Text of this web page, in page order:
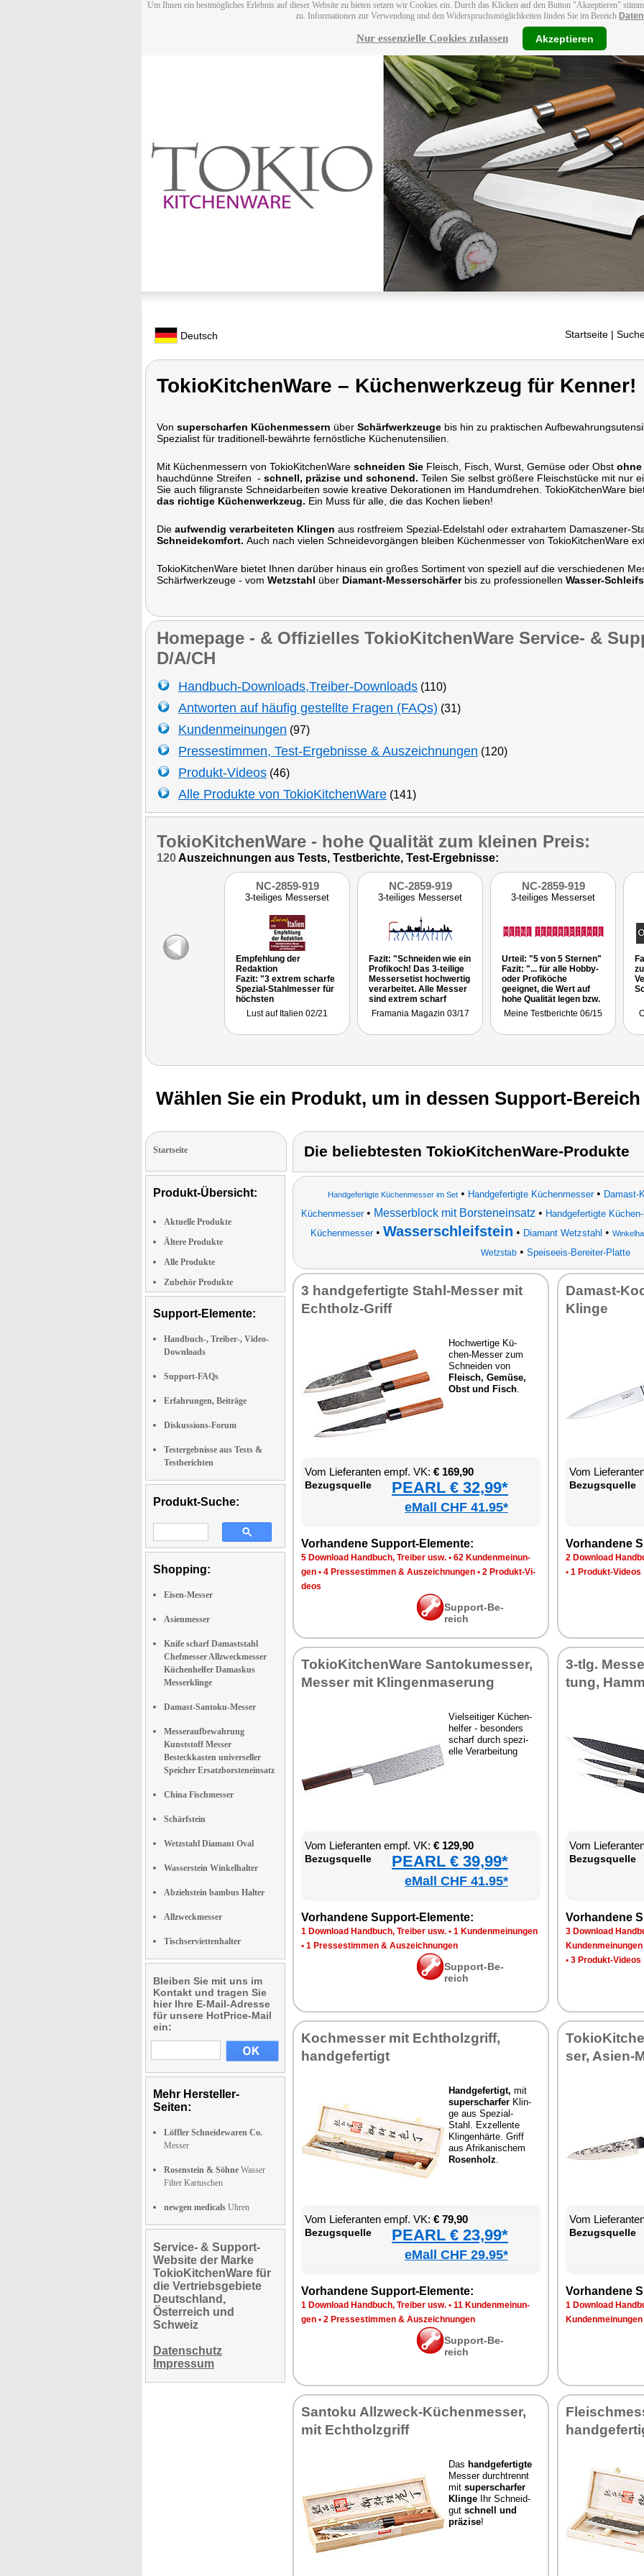
Um Ihnen ein bestmögliches Erlebnis auf dieser Website zu bieten setzen wir Cookies ein. Durch das Klicken auf den Button "Akzeptieren"
zu. Informationen zur Verwendung und den Widerspruchsmöglichkeiten finden Sie im Bereich
Nur essenzielle Cookies zulassen Akzeptieren
Deutsch Startseite |
TokioKitchenWare – Küchenwerkzeug für Kenner!
Von superscharfen Küchenmessern über Schärfwerkzeuge bis hin zu praktischen
Spezialist für traditionell-bewährte fernöstliche Küchenutensilien.
Mit Küchenmessern von TokioKitchenWare schneiden Sie Fleisch, Fisch, Wurst, Gemüse oder Obst ohne
hauchdünne Streifen - schnell, präzise und schonend. Teilen Sie selbst größere Fleischstücke mit nur
Sie auch filigranste Schneidarbeiten sowie kreative Dekorationen im Handumdrehen. TokioKitchenWare
das richtige Küchenwerkzeug. Ein Muss für alle, die das Kochen lieben!
Die aufwendig verarbeiteten Klingen aus rostfreiem Spezial-Edelstahl oder extrahartem Damaszener-
Schneidekomfort. Auch nach vielen Schneidevorgängen bleiben Küchenmesser von TokioKitchenWare
TokioKitchenWare bietet Ihnen darüber hinaus ein großes Sortiment von speziell auf die verschiedenen
Schärfwerkzeuge - vom Wetzstahl über Diamant-Messerschärferbis zu professionellen Wasser-
Homepage - & Offizielles TokioKitchenWare Service- &
D/A/CH
Handbuch-Downloads,Treiber-Downloads (110)
Antworten auf häufig gestellte Fragen (FAQs) (31)
Kundenmeinungen (97)
Pressestimmen, Test-Ergebnisse & Auszeichnungen (120)
Produkt-Videos (46)
Alle Produkte von TokioKitchenWare (141)
TokioKitchenWare - hohe Qualität zum kleinen Preis:
120Auszeichnungen aus Tests, Testberichte, Test-Ergebnisse:
NC-2859-919
3-teiliges Messerset
Empfehlung der
Redaktion
Fazit: "3 extrem scharfe
Spezial-Stahlmesser für
höchsten
Schneidekomfort: Die
superscharfen Klingen
Lust auf Italien 02/21
NC-2859-919
3-teiliges Messerset
Fazit: "Schneiden wie ein
Profikoch! Das 3-teilige
Messersetist hochwertig
verarbeitet. Alle Messer
sind extrem scharf
undder Griff ist sehr
robust! Ein
Framania Magazin 03/17
NC-2859-919
3-teiliges Messerset
Urteil: "5 von 5 Sternen"
Fazit: "... für alle Hobby-
oder Profiköche
geeignet, die Wert auf
hohe Qualität legen bzw.
ein super
Schneideergebnis haben
Meine Testberichte 06/15
Wählen Sie ein Produkt, um in dessen Support-
Startseite
Produkt-Übersicht:
Aktuelle Produkte
Ältere Produkte
Alle Produkte
Zubehör Produkte
Support-Elemente:
Handbuch-, Treiber-, Video-
Downloads
Support-FAQs
Erfahrungen, Beiträge
Diskussions-Forum
Testergebnisse aus Tests &
Testberichten
Produkt-Suche:
Shopping:
Eisen-Messer
Asienmesser
Knife scharf Damaststahl
Chefmesser Allzweckmesser
Küchenhelfer Damaskus
Messerklinge
Damast-Santoku-Messer
Messeraufbewahrung
Kunststoff Messer
Besteckkasten universeller
Speicher Ersatzborsteneinsatz
China Fischmesser
Schärfstein
Wetzstahl Diamant Oval
Wasserstein Winkelhalter
Abziehstein bambus Halter
Allzweckmesser
Tischserviettenhalter
Bleiben Sie mit uns im
Kontakt und tragen Sie
hier Ihre E-Mail-Adresse
für unsere HotPrice-Mail
ein:
Mehr Hersteller-
Seiten:
Löffler Schneidewaren Co.
Messer
Rosenstein & Söhne Wasser
Filter Kartuschen
newgen medicals Uhren
Service- & Support-
Website der Marke
TokioKitchenWare für
die Vertriebsgebiete
Deutschland,
Österreich und
Schweiz
Datenschutz
Impressum
Die beliebtesten TokioKitchenWare-Produkte
Handgefertigte Küchenmesser im Set• Handgefertigte Küchenmesser• Damast-
Küchenmesser• Messerblock mit Borsteneinsatz • Handgefertigte
Küchenmesser• Wasserschleifstein • Diamant Wetzstahl •
Wetzstab • Speiseeis-Bereiter-Platte
3 hand­ge­fer­tig­te Stahl-Mes­ser mit
Echt­holz-Griff
Hoch­wer­ti­ge Kü­
chen-Mes­ser zum
Schnei­den von
Fleisch, Ge­mü­se,
Obst und Fisch.
Vom Lie­fe­ran­ten empf. VK: € 169,90
Be­zugs­quel­le PEARL € 32,99*
eMall CHF 41.95*
Vor­han­de­ne Sup­port-Ele­men­te:
5 Down­load Hand­buch, Trei­ber usw. • 62 Kun­den­mei­nun­
gen • 4 Pres­se­stim­men & Aus­zeich­nun­gen • 2 Pro­dukt-Vi­
de­os
Sup­port-Be­
reich
Da­mast-
Klin­ge
Vom
Be­zugs­quel­le
Vor­han­de­ne
2 Down­load
• 1 Pro­dukt-Vi­de­os
To­kio­Kit­chen­Wa­re San­to­ku­mes­ser,
Mes­ser mit Klin­gen­ma­se­rung
Viel­sei­ti­ger Kü­chen­
hel­fer - be­son­ders
scharf durch spe­zi­
el­le Ver­ar­bei­tung
Vom Lie­fe­ran­ten empf. VK: € 129,90
Be­zugs­quel­le PEARL € 39,99*
eMall CHF 41.95*
Vor­han­de­ne Sup­port-Ele­men­te:
1 Down­load Hand­buch, Trei­ber usw. • 1 Kun­den­mei­nun­gen
• 1 Pres­se­stim­men & Aus­zeich­nun­gen
Sup­port-Be­
reich
3-tlg.
tung,
Vom
Be­zugs­quel­le
Vor­han­de­ne
3 Down­load
Kun­den­mei­nun­gen
• 3 Pro­dukt-Vi­de­os
Koch­mes­ser mit Echt­holz­griff,
hand­ge­fer­tigt
Hand­ge­fer­tigt, mit
su­per­schar­fer Klin­
ge aus Spe­zi­al-
Stahl. Ex­zel­len­te
Klin­gen­här­te. Griff
aus Afri­ka­ni­schem
Ro­sen­holz.
Vom Lie­fe­ran­ten empf. VK: € 79,90
Be­zugs­quel­le PEARL € 23,99*
eMall CHF 29.95*
Vor­han­de­ne Sup­port-Ele­men­te:
1 Down­load Hand­buch, Trei­ber usw. • 11 Kun­den­mei­nun­
gen • 2 Pres­se­stim­men & Aus­zeich­nun­gen
Sup­port-Be­
reich
ser, Asi­en-
Vom
Be­zugs­quel­le
Vor­han­de­ne
1 Down­load
Kun­den­mei­nun­gen
San­to­ku All­zweck-Kü­chen­mes­ser,
mit Echt­holz­griff
Das hand­ge­fer­tig­te
Mes­ser durch­trennt
mit su­per­schar­fer
Klin­ge Ihr Schneid­
gut schnell und
prä­zi­se!